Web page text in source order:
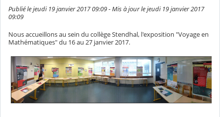
Publié le jeudi 19 janvier 2017 09:09 - Mis à jour le jeudi 19 janvier 2017
09:09
Nous accueillons au sein du collège Stendhal, l'exposition "Voyage en
Mathématiques" du 16 au 27 janvier 2017.